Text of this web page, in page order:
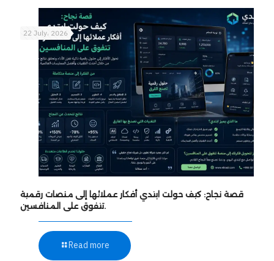
22 July، 2026
قصة نجاح: كيف حولت ابتدي أفكار عملائها إلى منصات رقمية
تتفوق على المنافسين.
Read more